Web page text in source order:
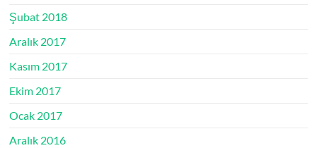
Şubat 2018
Aralık 2017
Kasım 2017
Ekim 2017
Ocak 2017
Aralık 2016